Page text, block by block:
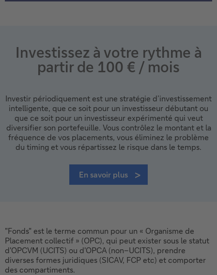
Investissez à votre rythme à
partir de 100 € / mois
Investir périodiquement est une stratégie d’investissement
intelligente, que ce soit pour un investisseur débutant ou
que ce soit pour un investisseur expérimenté qui veut
diversifier son portefeuille. Vous contrôlez le montant et la
fréquence de vos placements, vous éliminez le problème
du timing et vous répartissez le risque dans le temps.
En savoir plus
"Fonds" est le terme commun pour un « Organisme de
Placement collectif » (OPC), qui peut exister sous le statut
d'OPCVM (UCITS) ou d'OPCA (non–UCITS), prendre
diverses formes juridiques (SICAV, FCP etc) et comporter
des compartiments.